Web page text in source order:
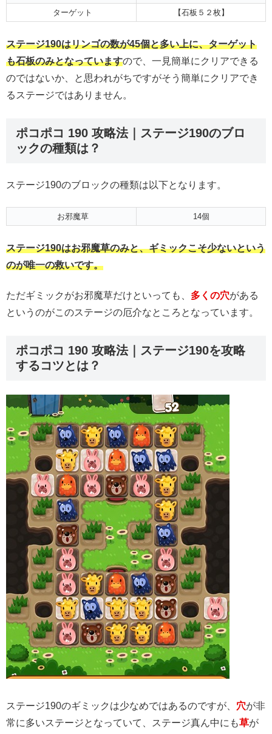
ターゲット
【石板５２枚】
ステージ190はリンゴの数が45個と多い上に、ターゲット
も石板のみとなっていますので、一見簡単にクリアできる
のではないか、と思われがちですがそう簡単にクリアでき
るステージではありません。
ポコポコ 190 攻略法｜ステージ190のブロ
ックの種類は？
ステージ190のブロックの種類は以下となります。
お邪魔草 14個
ステージ190はお邪魔草のみと、ギミックこそ少ないという
のが唯一の救いです。
ただギミックがお邪魔草だけといっても、 多くの穴がある
というのがこのステージの厄介なところとなっています。
ポコポコ 190 攻略法｜ステージ190を攻略
するコツとは？
ステージ190のギミックは少なめではあるのですが、 穴が非
常に多いステージとなっていて、ステージ真ん中にも草が